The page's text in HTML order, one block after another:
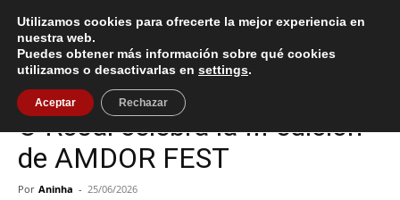
Inicio Cultura / Ocio
Cultura / Ocio O Rosal
O Rosal celebra la III edición
de AMDOR FEST
Por Aninha - 25/06/2026
Utilizamos cookies para ofrecerte la mejor experiencia en
nuestra web.
Puedes obtener más información sobre qué cookies
utilizamos o desactivarlas en settings.
Aceptar Rechazar